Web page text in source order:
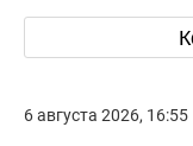
6 августа 2026, 16:55